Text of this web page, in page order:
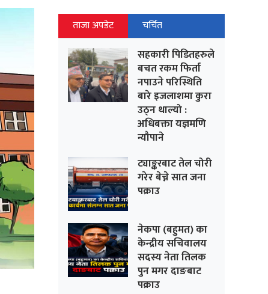
ताजा अपडेट चर्चित
सहकारी पिडितहरुले
बचत रकम फिर्ता
नपाउने परिस्थिति
बारे इजलाशमा कुरा
उठ्न थाल्यो :
अधिबक्ता यज्ञमणि
न्यौपाने
ट्याङ्करबाट तेल चोरी
गरेर बेच्ने सात जना
पक्राउ
नेकपा (बहुमत) का
केन्द्रीय सचिवालय
सदस्य नेता तिलक
पुन मगर दाङबाट
पक्राउ